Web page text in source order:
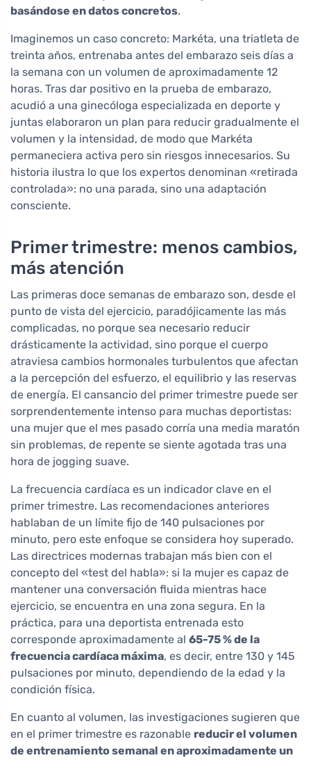
basándose en datos concretos.
Imaginemos un caso concreto: Markéta, una triatleta de
treinta años, entrenaba antes del embarazo seis días a
la semana con un volumen de aproximadamente 12
horas. Tras dar positivo en la prueba de embarazo,
acudió a una ginecóloga especializada en deporte y
juntas elaboraron un plan para reducir gradualmente el
volumen y la intensidad, de modo que Markéta
permaneciera activa pero sin riesgos innecesarios. Su
historia ilustra lo que los expertos denominan «retirada
controlada»: no una parada, sino una adaptación
consciente.
Primer trimestre: menos cambios,
más atención
Las primeras doce semanas de embarazo son, desde el
punto de vista del ejercicio, paradójicamente las más
complicadas, no porque sea necesario reducir
drásticamente la actividad, sino porque el cuerpo
atraviesa cambios hormonales turbulentos que afectan
a la percepción del esfuerzo, el equilibrio y las reservas
de energía. El cansancio del primer trimestre puede ser
sorprendentemente intenso para muchas deportistas:
una mujer que el mes pasado corría una media maratón
sin problemas, de repente se siente agotada tras una
hora de jogging suave.
La frecuencia cardíaca es un indicador clave en el
primer trimestre. Las recomendaciones anteriores
hablaban de un límite fijo de 140 pulsaciones por
minuto, pero este enfoque se considera hoy superado.
Las directrices modernas trabajan más bien con el
concepto del «test del habla»: si la mujer es capaz de
mantener una conversación fluida mientras hace
ejercicio, se encuentra en una zona segura. En la
práctica, para una deportista entrenada esto
corresponde aproximadamente al 65-75 % de la
frecuencia cardíaca máxima, es decir, entre 130 y 145
pulsaciones por minuto, dependiendo de la edad y la
condición física.
En cuanto al volumen, las investigaciones sugieren que
en el primer trimestre es razonable reducir el volumen
de entrenamiento semanal en aproximadamente un